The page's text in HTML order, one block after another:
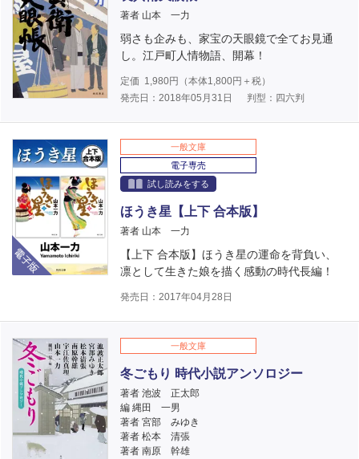
著者 山本 一力
弱さも企みも、家宝の天眼鏡で全てお見通
し。江戸町人情物語、開幕！
定価 1,980円（本体1,800円＋税）
発売日：2018年05月31日
判型：四六判
電子版
一般文庫
電子専売
試し読みをする
ほうき星【上下 合本版】
著者 山本 一力
【上下 合本版】ほうき星の運命を背負い、
凛として生きた娘を描く感動の時代長編！
発売日：2017年04月28日
一般文庫
冬ごもり 時代小説アンソロジー
著者 池波 正太郎
編 縄田 一男
著者 宮部 みゆき
著者 松本 清張
著者 南原 幹雄